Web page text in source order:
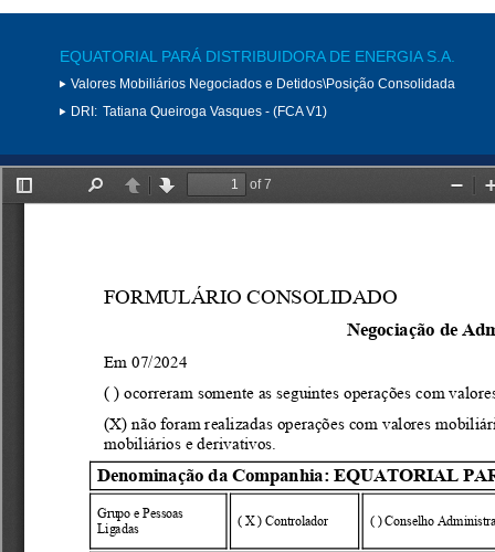
EQUATORIAL PARÁ DISTRIBUIDORA DE ENERGIA S.A.
Valores Mobiliários Negociados e Detidos\Posição Consolidada
DRI: Tatiana Queiroga Vasques - (FCA V1)